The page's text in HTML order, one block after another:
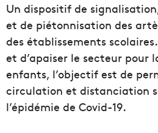
Un dispositif de
et de piétonnisation des
des établissements
et d’apaiser le secteur pour
enfants, l’objectif est de
circulation et distanciation
l’épidémie de Covid-19.